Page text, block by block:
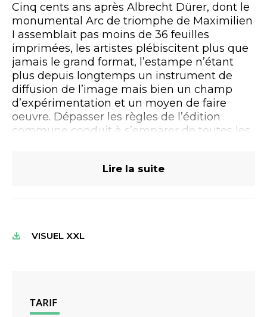
Cinq cents ans après Albrecht Dürer, dont le
monumental Arc de triomphe de Maximilien
I assemblait pas moins de 36 feuilles
imprimées, les artistes plébiscitent plus que
jamais le grand format, l’estampe n’étant
plus depuis longtemps un instrument de
diffusion de l’image mais bien un champ
d’expérimentation et un moyen de faire
oeuvre. Dépasser les règles de l’édition
commune conduit à s’emparer de toutes les
lithographie, sérigraphie…) aux plus
les modes de représentation comme les
défi tout autant intellectuel, visuel,
Lire la suite
VISUEL XXL
TARIF